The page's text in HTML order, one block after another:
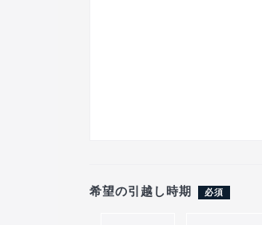
希望の引越し時期 必須